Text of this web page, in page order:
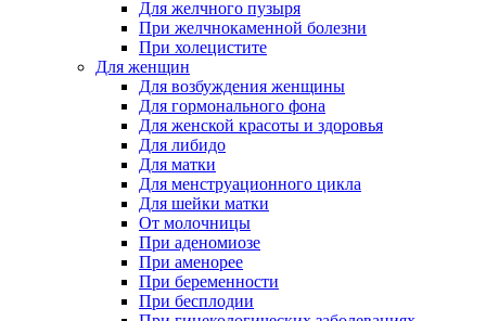
Для желчного пузыря
При желчнокаменной болезни
При холецистите
Для женщин
Для возбуждения женщины
Для гормонального фона
Для женской красоты и здоровья
Для либидо
Для матки
Для менструационного цикла
Для шейки матки
От молочницы
При аденомиозе
При аменорее
При беременности
При бесплодии